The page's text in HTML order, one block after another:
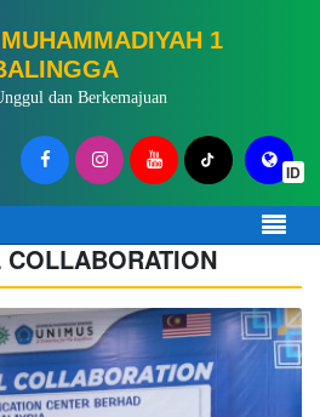
1
dan Berkemajuan
ID